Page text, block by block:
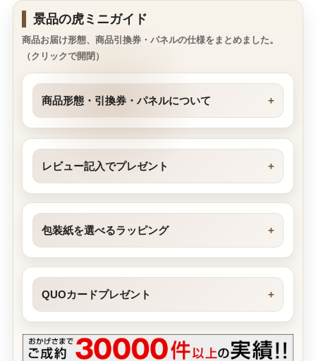
景品の虎ミニガイド
商品お届け形態、商品引換券・パネルの仕様をまとめました。
（クリックで開閉）
商品形態・引換券・パネルについて
レビュー記入でプレゼント
包装紙を選べるラッピング
QUOカードプレゼント